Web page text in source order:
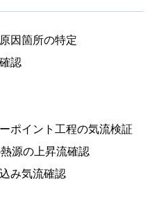
因箇所の特定
認
ポイント工程の気流検証
源の上昇流確認
み気流確認